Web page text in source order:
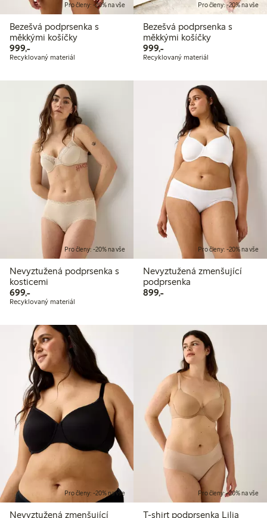
Pro členy: -20% na vše
Bezešvá podprsenka s
měkkými košíčky
999,-999,00 Kč
Recyklovaný materiál
Pro členy: -20% na vše
Bezešvá podprsenka s
měkkými košíčky
999,-999,00 Kč
Recyklovaný materiál
Pro členy: -20% na vše
Nevyztužená podprsenka s
kosticemi
699,-699,00 Kč
Recyklovaný materiál
Pro členy: -20% na vše
Nevyztužená zmenšující
podprsenka
899,-899,00 Kč
Pro členy: -20% na vše
Nevyztužená zmenšující
Pro členy: -20% na vše
T-shirt podprsenka Lilja